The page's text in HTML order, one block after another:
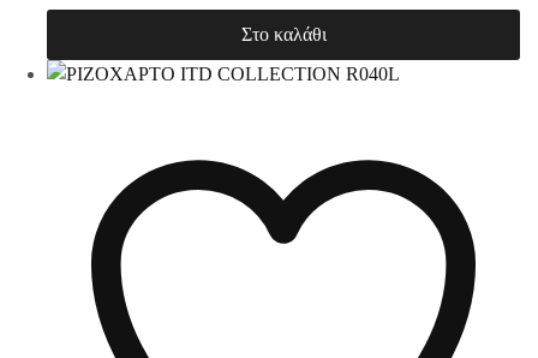
Στο καλάθι